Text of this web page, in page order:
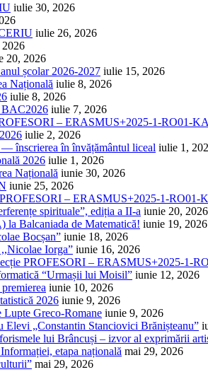
iulie 30, 2026
iulie 26, 2026
20, 2026
școlar 2026-2027 iulie 15, 2026
Națională iulie 8, 2026
iulie 8, 2026
BAC2026 iulie 7, 2026
– ERASMUS+2025-1-RO01-
iulie 2, 2026
înscrierea în învățământul liceal iulie 1,
2026 iulie 1, 2026
Națională iunie 30, 2026
iunie 25, 2026
– ERASMUS+2025-1-RO01-
spirituale”, ediția a II-a iunie 20, 2026
la Balcaniada de Matematică! iunie 19, 2026
Bocșan” iunie 18, 2026
Iorga” iunie 16, 2026
PROFESORI – ERASMUS+2025-1-
“Urmașii lui Moisil” iunie 12, 2026
iunie 10, 2026
2026 iunie 9, 2026
Lupte Greco-Romane iunie 9, 2026
Elevi „Constantin Stanciovici Brănișteanu”
lui Brâncuși – izvor al exprimării
etapa națională mai 29, 2026
mai 29, 2026